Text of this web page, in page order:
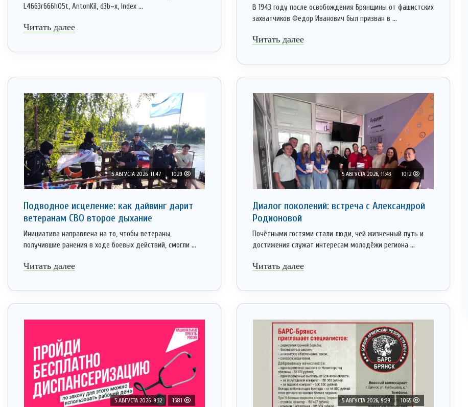
L4663r666h05t, AntonKil, d3b~x, Index ...
Читать далее
В 1943 году после освобождения Брянщины от фашистских
захватчиков Федор Иванович был призван в ...
Читать далее
5 АВГУСТА 2026, 11:47 1029
Подводное исцеление: как дайвинг дарит
ветеранам СВО второе дыхание
Инициатива направлена на то, чтобы ветераны,
получившие ранения в ходе боевых действий, смогли ...
Читать далее
5 АВГУСТА 2026, 11:43 1012
Диалог поколений: встреча с Александрой
Родионовой
Почётными гостями стали люди, чей жизненный путь и
достижения служат интересам молодёжи региона ...
Читать далее
5 АВГУСТА 2026, 9:32 1581 5 АВГУСТА 2026, 9:29 1065